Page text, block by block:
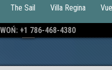
The Sail Villa Regina
+1 786-468-4380
1